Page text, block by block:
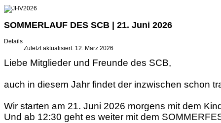
SOMMERLAUF DES SCB | 21. Juni 2026
Details
Zuletzt aktualisiert: 12. März 2026
Liebe Mitglieder und Freunde des SCB,
auch in diesem Jahr findet der inzwischen schon
Wir starten am 21. Juni 2026 morgens mit dem
Und ab 12:30 geht es weiter mit dem